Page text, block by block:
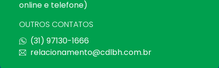
online e telefone)
OUTROS CONTATOS
(31) 97130-1666
relacionamento@cdlbh.com.br